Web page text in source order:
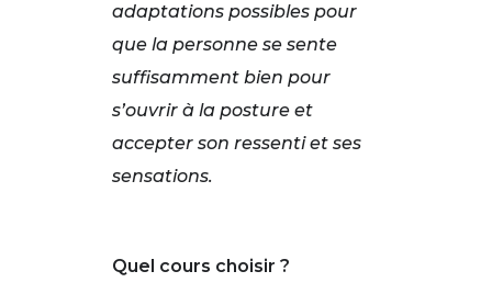
adaptations possibles pour
que la personne se sente
suffisamment bien pour
s’ouvrir à la posture et
accepter son ressenti et ses
sensations.
Quel cours choisir ?